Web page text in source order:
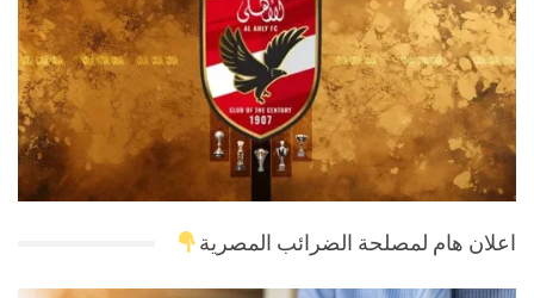
اعلان هام لمصلحة الضرائب المصرية